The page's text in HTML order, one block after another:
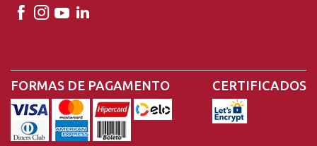
FORMAS DE PAGAMENTO CERTIFICADOS